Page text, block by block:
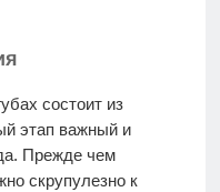
состоит из
этап важный и
Прежде чем
скрупулезно к